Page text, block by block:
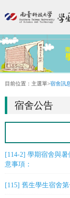
:::
目前位置： 主選單>宿舍訊
宿舍公告
[114-2] 學期宿舍與
意事項：
[115] 舊生學生宿舍